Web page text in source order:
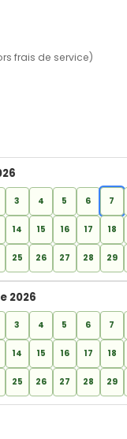
frais de service)
3 4 5 6 7
14 15 16 17 18
25 26 27 28 29
2026
3 4 5 6 7
14 15 16 17 18
25 26 27 28 29